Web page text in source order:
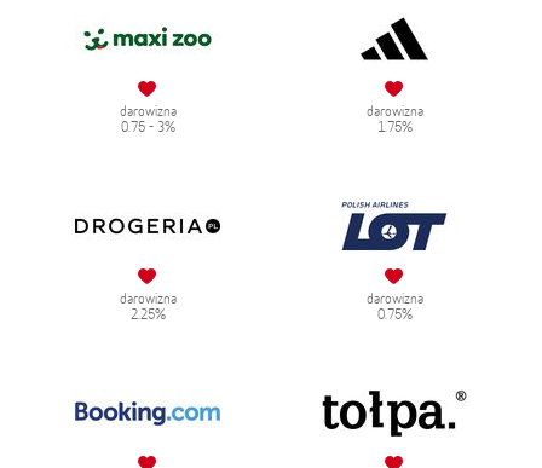
darowizna
0.75 - 3%
darowizna
1.75%
darowizna
2.25%
darowizna
0.75%